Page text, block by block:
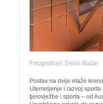
Fotografirao: Denis Bučar
Postav na dvije etaže
Utemeljenje i razvoj
tjelovježbe i sporta – od